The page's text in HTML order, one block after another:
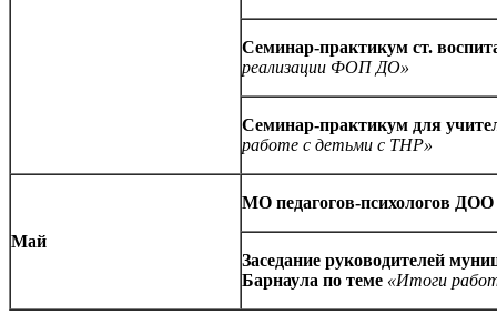
Семинар-практикум ст.
реализации ФОП ДО»
Семинар-практикум для
работе с детьми с ТНР»
Май
МО педагогов-психологов ДОО
Заседание руководителей
Барнаула по теме «Итоги